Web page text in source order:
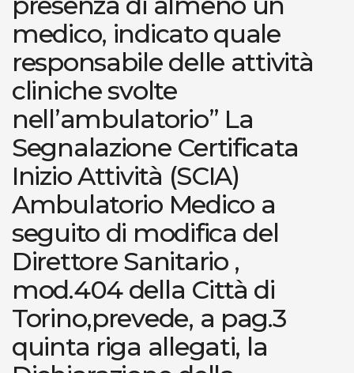
medico, indicato quale
responsabile delle attività
cliniche svolte
nell’ambulatorio” La
Segnalazione Certificata
Inizio Attività (SCIA)
Ambulatorio Medico a
seguito di modifica del
Direttore Sanitario ,
mod.404 della Città di
Torino,prevede, a pag.3
quinta riga allegati, la